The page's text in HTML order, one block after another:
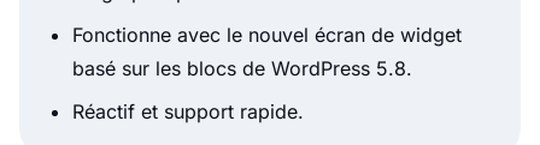
Fonctionne avec le nouvel écran de widget
basé sur les blocs de WordPress 5.8.
Réactif et support rapide.